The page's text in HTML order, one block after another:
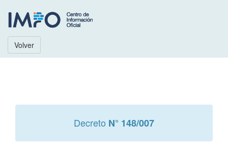
Volver
Decreto N° 148/007